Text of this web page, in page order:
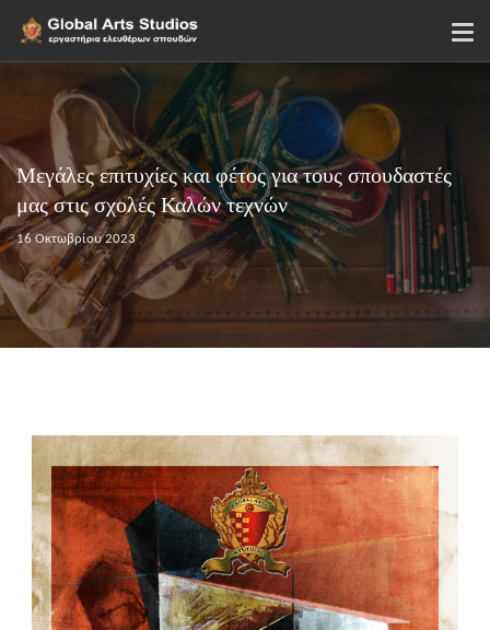
Μεγάλες επιτυχίες και φέτος για τους σπουδαστές
μας στις σχολές Καλών τεχνών
16 Οκτωβρίου 2023